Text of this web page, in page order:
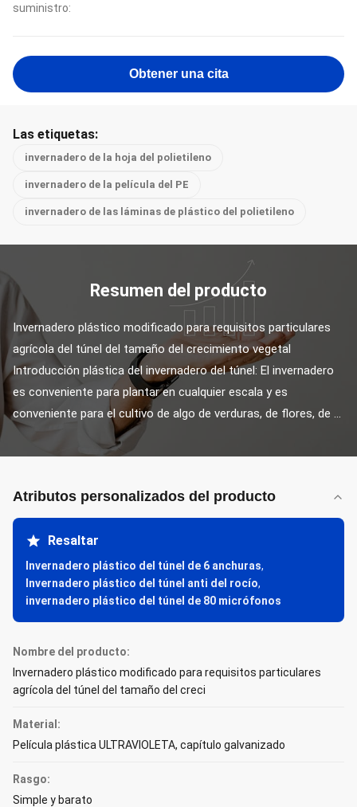
suministro:
Obtener una cita
Las etiquetas:
invernadero de la hoja del polietileno
invernadero de la película del PE
invernadero de las láminas de plástico del polietileno
Resumen del producto
Invernadero plástico modificado para requisitos particulares
agrícola del túnel del tamaño del crecimiento vegetal
Introducción plástica del invernadero del túnel: El invernadero
es conveniente para plantar en cualquier escala y es
conveniente para el cultivo de algo de verduras, de flores, de ...
Atributos personalizados del producto
Resaltar
Invernadero plástico del túnel de 6 anchuras,
Invernadero plástico del túnel anti del rocío,
invernadero plástico del túnel de 80 micrófonos
Nombre del producto:
Invernadero plástico modificado para requisitos particulares
agrícola del túnel del tamaño del creci
Material:
Película plástica ULTRAVIOLETA, capítulo galvanizado
Rasgo:
Simple y barato